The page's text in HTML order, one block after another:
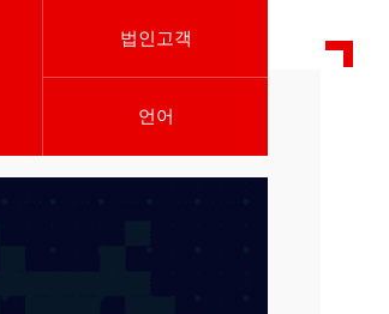
법인고객
언어